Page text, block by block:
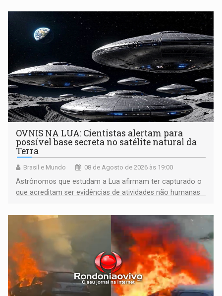
OVNIS NA LUA: Cientistas alertam para
possível base secreta no satélite natural da
Terra
Brasil e Mundo 08 de Agosto de 2026 às 19:00
Astrônomos que estudam a Lua afirmam ter capturado o
que acreditam ser evidências de atividades não humanas
órbita